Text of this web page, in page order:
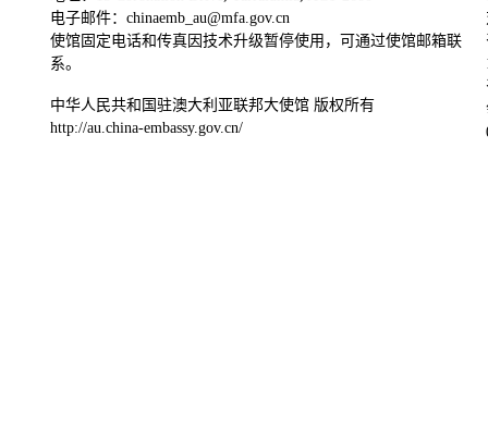
电子邮件：chinaemb_au@mfa.gov.cn
使馆固定电话和传真因技术升级暂停使用，可通过使馆邮箱联
系。
中华人民共和国驻澳大利亚联邦大使馆 版权所有
http://au.china-embassy.gov.cn/